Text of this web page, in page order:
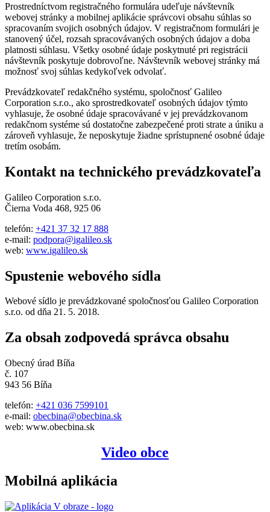
Prostredníctvom registračného formulára udeľuje návštevník
webovej stránky a mobilnej aplikácie správcovi obsahu súhlas so
spracovaním svojich osobných údajov. V registračnom formulári je
stanovený účel, rozsah spracovávaných osobných údajov a doba
platnosti súhlasu. Všetky osobné údaje poskytnuté pri registrácii
návštevník poskytuje dobrovoľne. Návštevník webovej stránky má
možnosť svoj súhlas kedykoľvek odvolať.
Prevádzkovateľ redakčného systému, spoločnosť Galileo
Corporation s.r.o., ako sprostredkovateľ osobných údajov týmto
vyhlasuje, že osobné údaje spracovávané v jej prevádzkovanom
redakčnom systéme sú dostatočne zabezpečené proti strate a úniku a
zároveň vyhlasuje, že neposkytuje žiadne sprístupnené osobné údaje
tretím osobám.
Kontakt na technického prevádzkovateľa
Galileo Corporation s.r.o.
Čierna Voda 468, 925 06
telefón: +421 37 32 17 888
e-mail: podpora@igalileo.sk
web: www.igalileo.sk
Spustenie webového sídla
Webové sídlo je prevádzkované spoločnosťou Galileo Corporation
s.r.o. od dňa 21. 5. 2018.
Za obsah zodpovedá správca obsahu
Obecný úrad Bíňa
č. 107
943 56 Bíňa
telefón: +421 036 7599101
e-mail: obecbina@obecbina.sk
web: www.obecbina.sk
Video obce
Mobilná aplikácia